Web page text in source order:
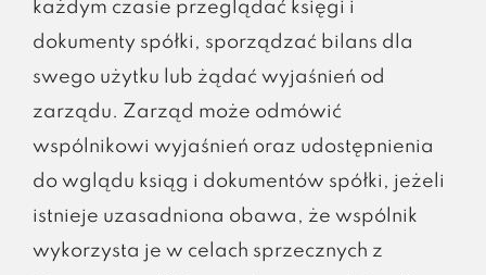
każdym czasie przeglądać księgi i
dokumenty spółki, sporządzać bilans dla
swego użytku lub żądać wyjaśnień od
zarządu. Zarząd może odmówić
wspólnikowi wyjaśnień oraz udostępnienia
do wglądu ksiąg i dokumentów spółki, jeżeli
istnieje uzasadniona obawa, że wspólnik
wykorzysta je w celach sprzecznych z